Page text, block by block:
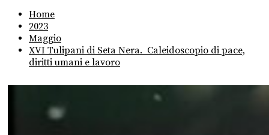
Home
2023
Maggio
XVI Tulipani di Seta Nera. Caleidoscopio di pace,
diritti umani e lavoro